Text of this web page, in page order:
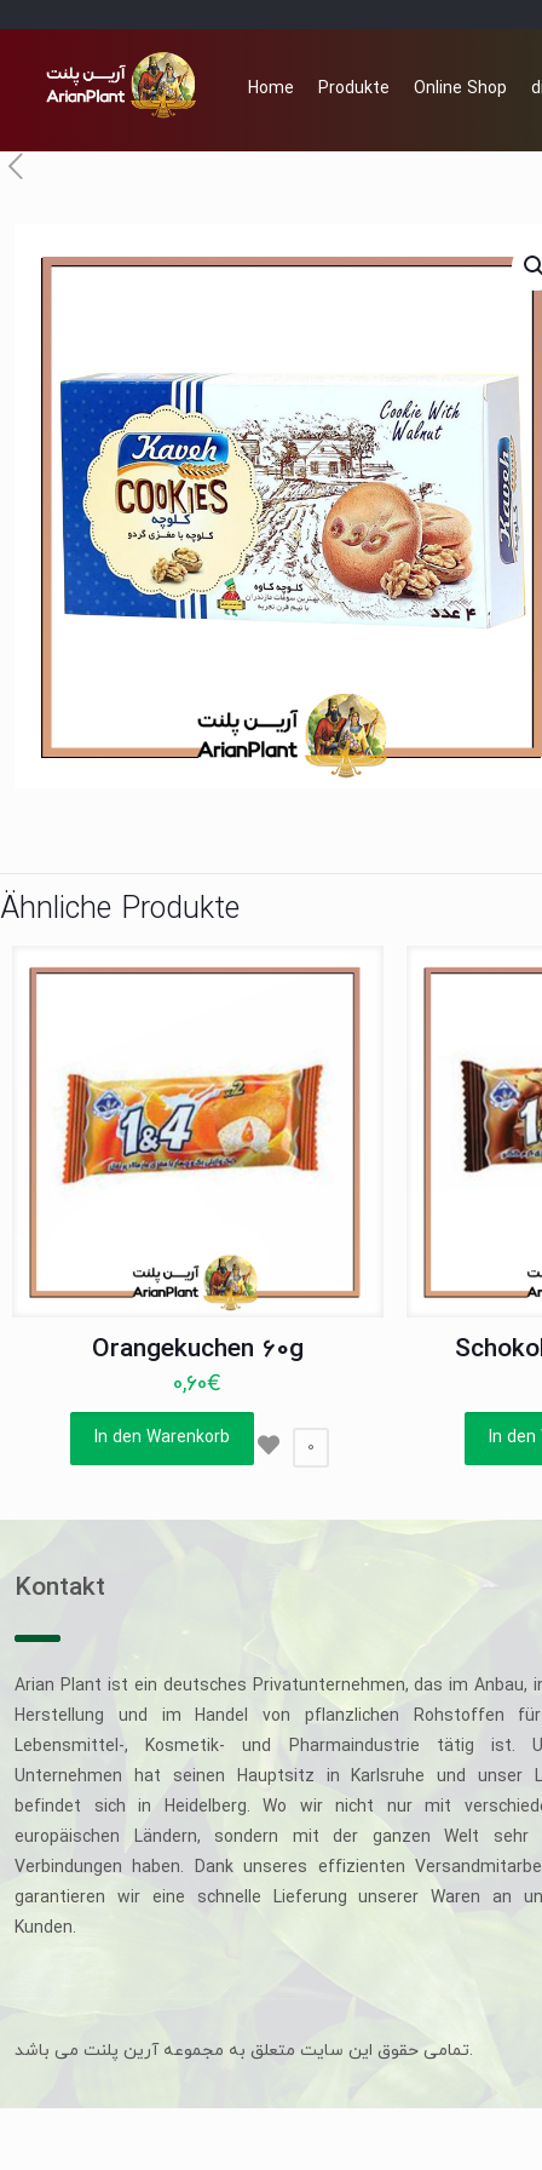
Home Produkte Online Shop
Ähnliche Produkte
Orangekuchen 60g
0,60€
In den Warenkorb 0 In den
Kontakt
Arian Plant ist ein deutsches Privatunternehmen, das im Anbau,
Herstellung und im Handel von pflanzlichen Rohstoffen
Lebensmittel-, Kosmetik- und Pharmaindustrie tätig ist.
Unternehmen hat seinen Hauptsitz in Karlsruhe und unser
befindet sich in Heidelberg. Wo wir nicht nur mit
europäischen Ländern, sondern mit der ganzen Welt sehr
Verbindungen haben. Dank unseres effizienten
garantieren wir eine schnelle Lieferung unserer Waren an
Kunden.
تمامی حقوق این سایت متعلق به مجموعه آرین پلنت می باشد.